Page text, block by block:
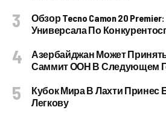
Обзор Tecno Camon 20
Универсала По
Азербайджан Может
Саммит ООН В Следующем
Кубок Мира В Лахти Принес
Легкову